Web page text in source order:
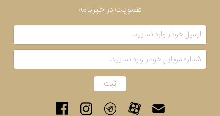
عضویت در خبرنامه